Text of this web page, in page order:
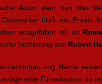
Autor, dem nun das
Ghostwriter bloß ein Ersatz
ausgefallen ist, ist
Verfilmung von Robert
zog Harris
eine Filmadaption so